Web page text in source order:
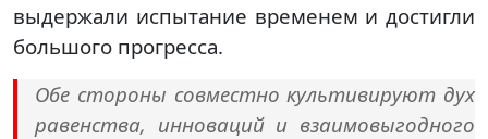
выдержали испытание временем и достигли
большого прогресса.
Обе стороны совместно культивируют дух
равенства, инноваций и взаимовыгодного